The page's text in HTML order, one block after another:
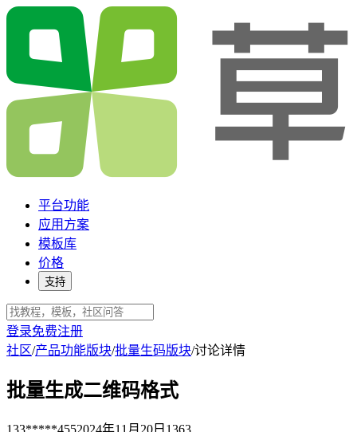
平台功能
应用方案
模板库
价格
支持
登录免费注册
社区/产品功能版块/批量生码版块/讨论详情
批量生成二维码格式
133*****4552024年11月20日 1363